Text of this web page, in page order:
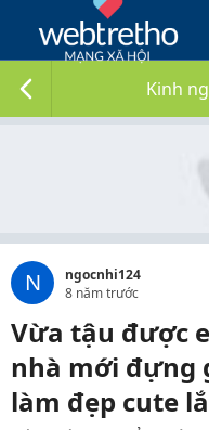
Kinh
N
ngocnhi124
8 năm trước
Vừa tậu được
nhà mới đựng
làm đẹp cute